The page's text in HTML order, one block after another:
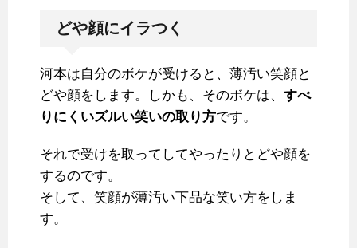
どや顔にイラつく
河本は自分のボケが受けると、薄汚い笑顔と
どや顔をします。しかも、そのボケは、 すべ
りにくいズルい笑いの取り方です。
それで受けを取ってしてやったりとどや顔を
するのです。
そして、笑顔が薄汚い下品な笑い方をしま
す。